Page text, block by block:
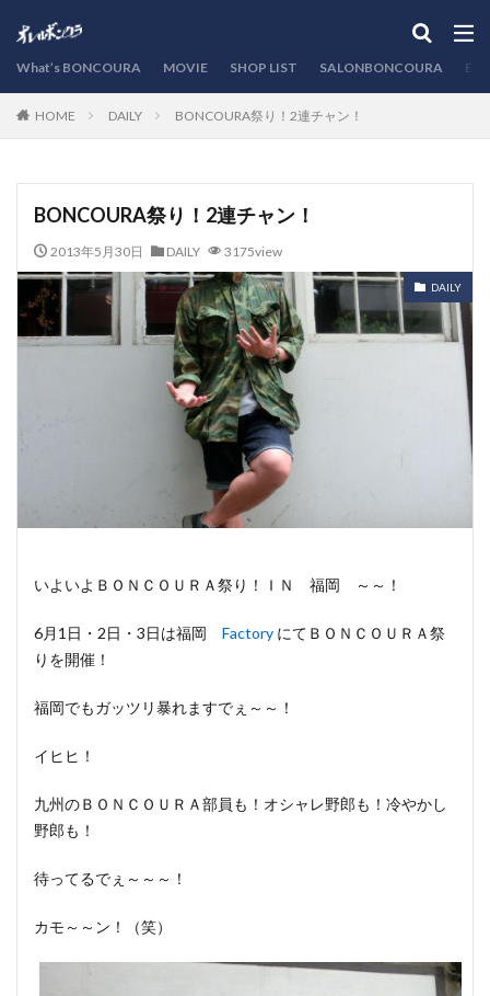
What’s BONCOURA MOVIE SHOP LIST SALONBONCOURA
HOME DAILY BONCOURA祭り！2連チャン！
BONCOURA祭り！2連チャン！
2013年5月30日 DAILY 3175view
DAILY
いよいよＢＯＮＣＯＵＲＡ祭り！ＩＮ 福岡 ～～！
6月1日・2日・3日は福岡 Factory にてＢＯＮＣＯＵＲＡ祭
りを開催！
福岡でもガッツリ暴れますでぇ～～！
イヒヒ！
九州のＢＯＮＣＯＵＲＡ部員も！オシャレ野郎も！冷やかし
野郎も！
待ってるでぇ～～～！
カモ～～ン！（笑）
カテゴリー
検索